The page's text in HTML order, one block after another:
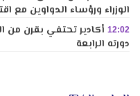
الوزراء ورؤساء الدواوين مع
12:02
دورته الرابعة